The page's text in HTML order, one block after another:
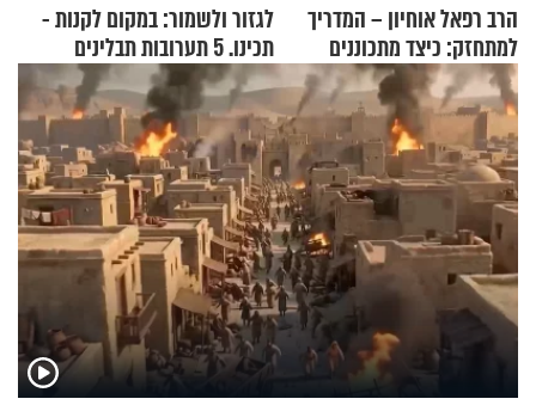
הרב רפאל אוחיון – המדריך
למתחזק: כיצד מתכוננים
לתפילה?
לגזור ולשמור: במקום לקנות -
תכינו. 5 תערובות תבלינים
שמתאימות להכל